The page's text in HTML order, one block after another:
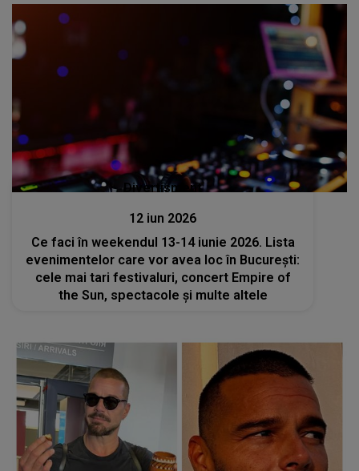
Divertisment
12 iun 2026
Ce faci în weekendul 13-14 iunie 2026. Lista
evenimentelor care vor avea loc în București:
cele mai tari festivaluri, concert Empire of
the Sun, spectacole și multe altele